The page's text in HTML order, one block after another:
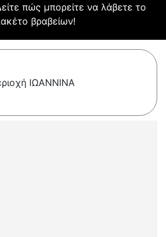
πώς μπορείτε να λάβετε το
βραβείων!
ΙΩΑΝΝΙΝΑ